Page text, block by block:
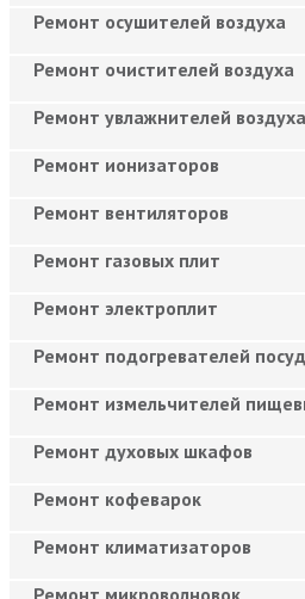
Ремонт осушителей воздуха
Ремонт очистителей воздуха
Ремонт увлажнителей воздуха
Ремонт ионизаторов
Ремонт вентиляторов
Ремонт газовых плит
Ремонт электроплит
Ремонт подогревателей
Ремонт измельчителей
Ремонт духовых шкафов
Ремонт кофеварок
Ремонт климатизаторов
Ремонт микроволновок